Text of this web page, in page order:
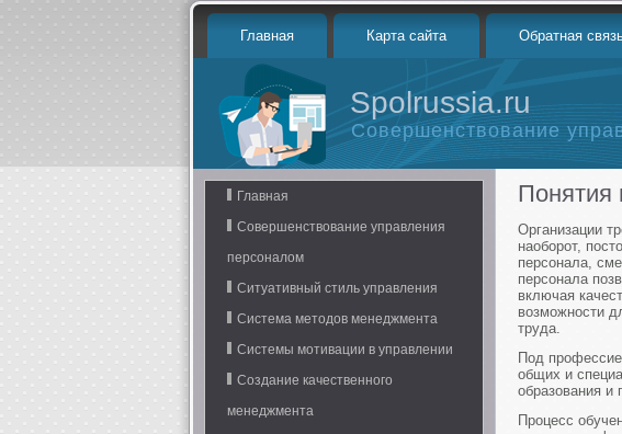
Главная Карта сайта Обратная
Spolrussia.ru
Совершенствование
Главная
Совершенствование управления
персоналом
Ситуативный стиль управления
Система методов менеджмента
Системы мотивации в управлении
Создание качественного
менеджмента
Понятия
Организации
наоборот,
персонала,
персонала
включая
возможности
труда.
Под
общих и
образования и
Процесс